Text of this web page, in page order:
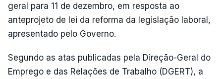
geral para 11 de dezembro, em resposta ao
anteprojeto de lei da reforma da legislação laboral,
apresentado pelo Governo.
Segundo as atas publicadas pela Direção-Geral do
Emprego e das Relações de Trabalho (DGERT), a